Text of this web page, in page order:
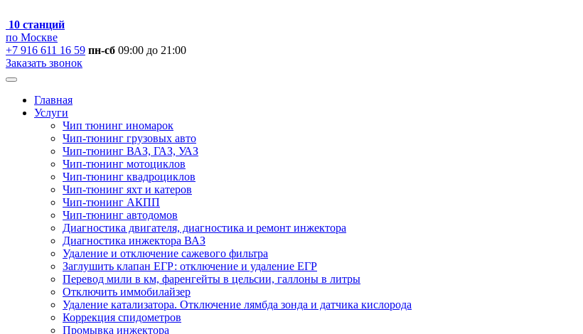
10 станций
по Москве
+7 916 611 16 59 пн-сб 09:00 до 21:00
Заказать звонок
Главная
Услуги
Чип тюнинг иномарок
Чип-тюнинг грузовых авто
Чип-тюнинг ВАЗ, ГАЗ, УАЗ
Чип-тюнинг мотоциклов
Чип-тюнинг квадроциклов
Чип-тюнинг яхт и катеров
Чип-тюнинг АКПП
Чип-тюнинг автодомов
Диагностика двигателя, диагностика и ремонт инжектора
Диагностика инжектора ВАЗ
Удаление и отключение сажевого фильтра
Заглушить клапан ЕГР: отключение и удаление ЕГР
Перевод мили в км, фаренгейты в цельсии, галлоны в литры
Отключить иммобилайзер
Удаление катализатора. Отключение лямбда зонда и датчика кислорода
Коррекция спидометров
Промывка инжектора